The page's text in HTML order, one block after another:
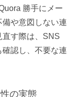
勝手にメー
や意図しない連
す際は、SNS
認し、不要な連
の実態